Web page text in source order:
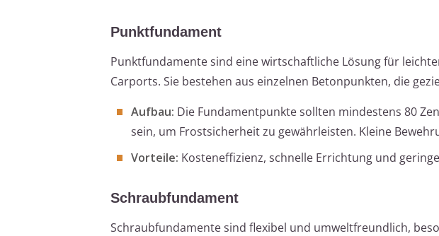
Punktfundament
Punktfundamente sind eine wirtschaftliche Lösung für
Carports. Sie bestehen aus einzelnen Betonpunkten, die
Aufbau: Die Fundamentpunkte sollten mindestens 80
sein, um Frostsicherheit zu gewährleisten. Kleine
Vorteile: Kosteneffizienz, schnelle Errichtung und
Schraubfundament
Schraubfundamente sind flexibel und umweltfreundlich,